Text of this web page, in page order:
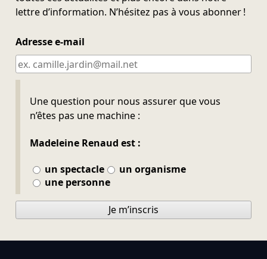
lettre d’information. N’hésitez pas à vous abonner !
Adresse e-mail
Une question pour nous assurer que vous
n’êtes pas une machine :
Madeleine Renaud est :
un spectacle
un organisme
une personne
Ne pas remplir
Je m’inscris